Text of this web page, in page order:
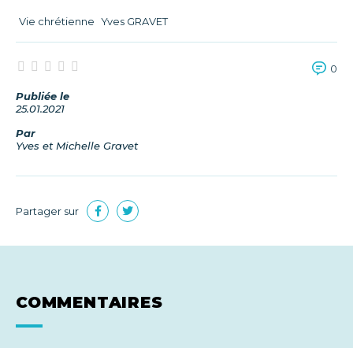
Vie chrétienne Yves GRAVET
0
Publiée le
25.01.2021
Par
Yves et Michelle Gravet
Partager sur
COMMENTAIRES